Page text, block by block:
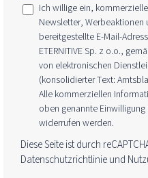
Ich willige ein,
Newsletter, Werbeaktionen
bereitgestellte E-Mail-
ETERNITIVE Sp. z o.o.,
von elektronischen
(konsolidierter Text:
Alle kommerziellen
oben genannte
widerrufen werden.
Diese Seite ist durch
Datenschutzrichtlinieund